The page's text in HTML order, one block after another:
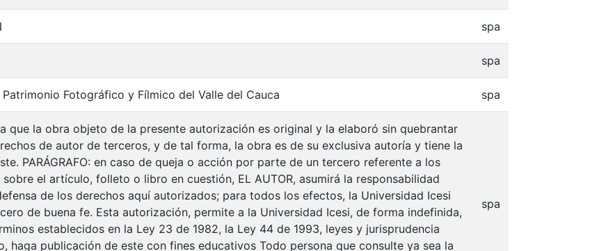
spa
spa
Fotográfico y Fílmico del Valle del Cauca spa
que la obra objeto de la presente autorización es original y la elaboró sin quebrantar
de autor de terceros, y de tal forma, la obra es de su exclusiva autoría y tiene la
PARÁGRAFO: en caso de queja o acción por parte de un tercero referente a los
el artículo, folleto o libro en cuestión, EL AUTOR, asumirá la responsabilidad
de los derechos aquí autorizados; para todos los efectos, la Universidad Icesi
de buena fe. Esta autorización, permite a la Universidad Icesi, de forma indefinida,
establecidos en la Ley 23 de 1982, la Ley 44 de 1993, leyes y jurisprudencia
haga publicación de este con fines educativos Todo persona que consulte ya sea la
spa